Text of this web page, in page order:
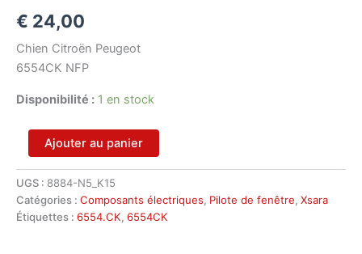
€ 24,00
Chien Citroën Peugeot
6554CK NFP
Disponibilité : 1 en stock
quantité
de
Citroën
Xsara
6554CK
interrupteur
Ajouter au panier
UGS : 8884-N5_K15
Catégories : Composants électriques, Pilote de fenêtre, Xsara
Étiquettes : 6554.CK, 6554CK